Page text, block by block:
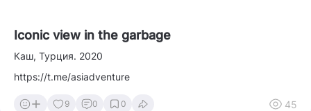
Iconic view in the garbage
Каш, Турция. 2020
https://t.me/asiadventure
9 0 0 45